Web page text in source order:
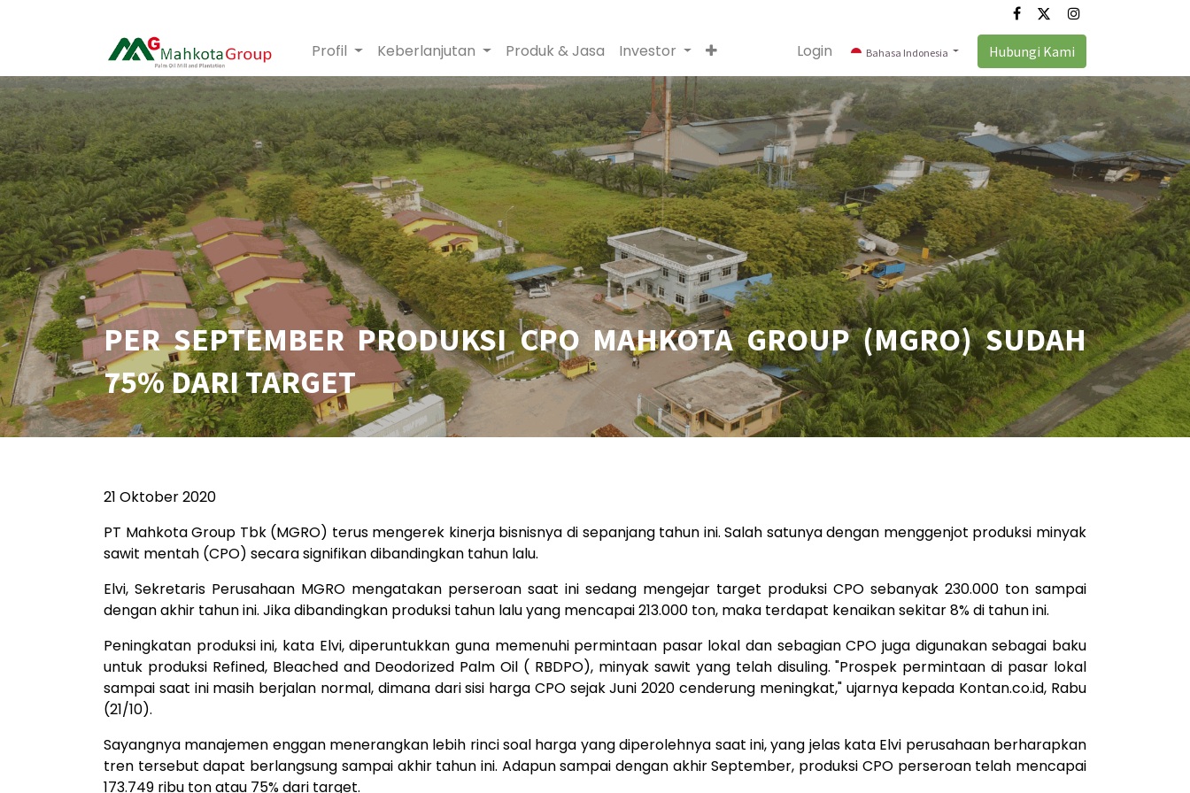
Profil Keberlanjutan Produk & Jasa Investor Login Bahasa Indonesia Hubungi Kami
PER SEPTEMBER PRODUKSI CPO MAHKOTA GROUP (MGRO) SUDAH
75% DARI TARGET
21 Oktober 2020
PT Mahkota Group Tbk (MGRO) terus mengerek kinerja bisnisnya di sepanjang tahun ini. Salah satunya dengan menggenjot produksi minyak
sawit mentah (CPO) secara signifikan dibandingkan tahun lalu.
Elvi, Sekretaris Perusahaan MGRO mengatakan perseroan saat ini sedang mengejar target produksi CPO sebanyak 230.000 ton sampai
dengan akhir tahun ini. Jika dibandingkan produksi tahun lalu yang mencapai 213.000 ton, maka terdapat kenaikan sekitar 8% di tahun ini.
Peningkatan produksi ini, kata Elvi, diperuntukkan guna memenuhi permintaan pasar lokal dan sebagian CPO juga digunakan sebagai baku
untuk produksi Refined, Bleached and Deodorized Palm Oil ( RBDPO), minyak sawit yang telah disuling. "Prospek permintaan di pasar lokal
sampai saat ini masih berjalan normal, dimana dari sisi harga CPO sejak Juni 2020 cenderung meningkat," ujarnya kepada Kontan.co.id, Rabu
(21/10).
Sayangnya manajemen enggan menerangkan lebih rinci soal harga yang diperolehnya saat ini, yang jelas kata Elvi perusahaan berharapkan
tren tersebut dapat berlangsung sampai akhir tahun ini. Adapun sampai dengan akhir September, produksi CPO perseroan telah mencapai
173.749 ribu ton atau 75% dari target.